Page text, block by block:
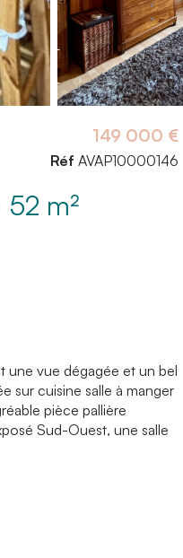
Appartement 3 pièce(s) 2 chambre(s) 52 m²
149 000 €
Réf AVAP10000146
une vue dégagée et un bel
sur cuisine salle à manger
pièce pallière
Sud-Ouest, une salle